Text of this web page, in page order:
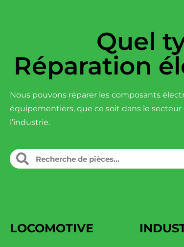
Quel
Réparation
Nous pouvons réparer les composants
équipementiers, que ce soit dans le
l’industrie.
LOCOMOTIVE